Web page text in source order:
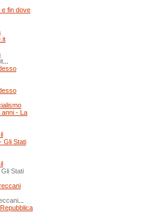
e fin dove
anni - La
Gli Stati
Gli Stati